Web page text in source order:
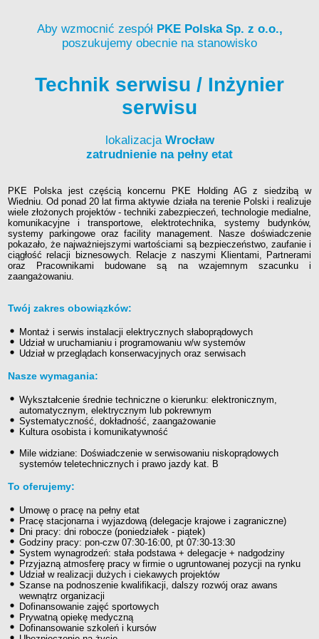
Aby wzmocnić zespół PKE Polska Sp. z o.o.,
poszukujemy obecnie na stanowisko
Technik serwisu / Inżynier
serwisu
lokalizacja Wrocław
zatrudnienie na pełny etat
PKE Polska jest częścią koncernu PKE Holding AG z siedzibą w
Wiedniu. Od ponad 20 lat firma aktywie działa na terenie Polski i realizuje
wiele złożonych projektów - techniki zabezpieczeń, technologie medialne,
komunikacyjne i transportowe, elektrotechnika, systemy budynków,
systemy parkingowe oraz facility management. Nasze doświadczenie
pokazało, że najważniejszymi wartościami są bezpieczeństwo, zaufanie i
ciągłość relacji biznesowych. Relacje z naszymi Klientami, Partnerami
oraz Pracownikami budowane są na wzajemnym szacunku i
zaangażowaniu.
Twój zakres obowiązków:
Montaż i serwis instalacji elektrycznych słaboprądowych
Udział w uruchamianiu i programowaniu w/w systemów
Udział w przeglądach konserwacyjnych oraz serwisach
Nasze wymagania:
Wykształcenie średnie techniczne o kierunku: elektronicznym,
automatycznym, elektrycznym lub pokrewnym
Systematyczność, dokładność, zaangażowanie
Kultura osobista i komunikatywność
Mile widziane: Doświadczenie w serwisowaniu niskoprądowych
systemów teletechnicznych i prawo jazdy kat. B
To oferujemy:
Umowę o pracę na pełny etat
Pracę stacjonarna i wyjazdową (delegacje krajowe i zagraniczne)
Dni pracy: dni robocze (poniedziałek - piątek)
Godziny pracy: pon-czw 07:30-16:00, pt 07:30-13:30
System wynagrodzeń: stała podstawa + delegacje + nadgodziny
Przyjazną atmosferę pracy w firmie o ugruntowanej pozycji na rynku
Udział w realizacji dużych i ciekawych projektów
Szanse na podnoszenie kwalifikacji, dalszy rozwój oraz awans
wewnątrz organizacji
Dofinansowanie zajęć sportowych
Prywatną opiekę medyczną
Dofinansowanie szkoleń i kursów